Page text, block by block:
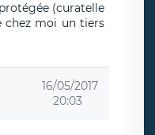
(curatelle
chez moi un tiers
16/05/2017
20:03